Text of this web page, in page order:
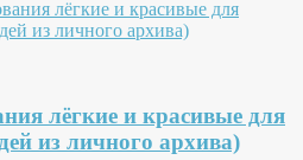
лёгкие и красивые для
из личного архива)